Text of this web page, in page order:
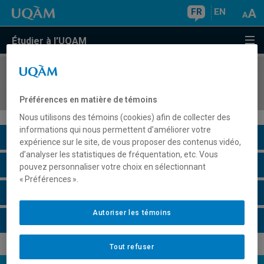
FR EN
Étudier à l'UQAM
COURS//
Description du cours
Horaire - Été 2026
Préférences en matière de témoins
Nous utilisons des témoins (cookies) afin de collecter des
informations qui nous permettent d’améliorer votre
expérience sur le site, de vous proposer des contenus vidéo,
d’analyser les statistiques de fréquentation, etc. Vous
pouvez personnaliser votre choix en sélectionnant
« Préférences ».
Tout refuser
Autoriser les témoins